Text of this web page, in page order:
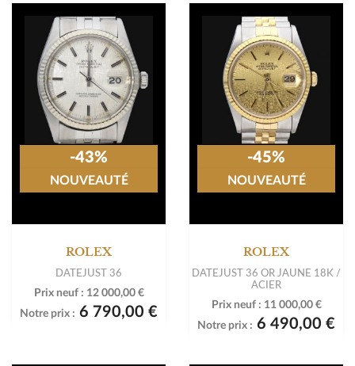
ROLEX
DATEJUST 36
Prix neuf : 12 000,00 €
Notre prix : 6 790,00 €
-43%
NOUVEAUTÉ
ROLEX
DATEJUST 36 OR JAUNE 18K /
ACIER
Prix neuf : 11 000,00 €
Notre prix : 6 490,00 €
-45%
NOUVEAUTÉ